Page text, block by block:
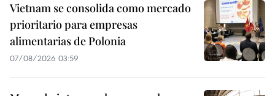
Vietnam se consolida como mercado
prioritario para empresas
alimentarias de Polonia
07/08/2026 03:59